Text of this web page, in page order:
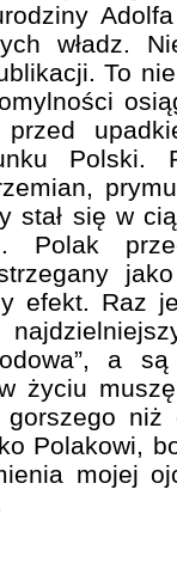
władz.
To
Polski.
stał się w
Polak
efekt. Raz
a
życiu
niż
Polakowi,
mojej